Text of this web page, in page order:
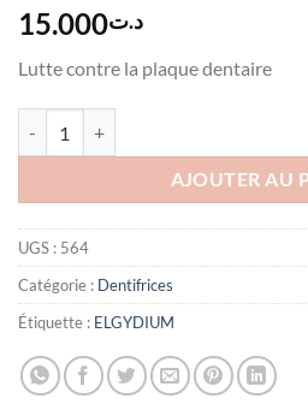
د.ت15.000
Lutte contre la plaque dentaire
AJOUTER AU
UGS : 564
Catégorie : Dentifrices
Étiquette : ELGYDIUM